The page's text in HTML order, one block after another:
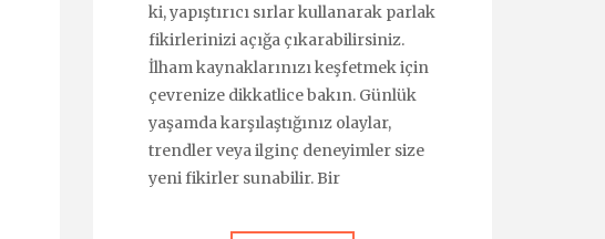
ki, yapıştırıcı sırlar kullanarak parlak
fikirlerinizi açığa çıkarabilirsiniz.
İlham kaynaklarınızı keşfetmek için
çevrenize dikkatlice bakın. Günlük
yaşamda karşılaştığınız olaylar,
trendler veya ilginç deneyimler size
yeni fikirler sunabilir. Bir